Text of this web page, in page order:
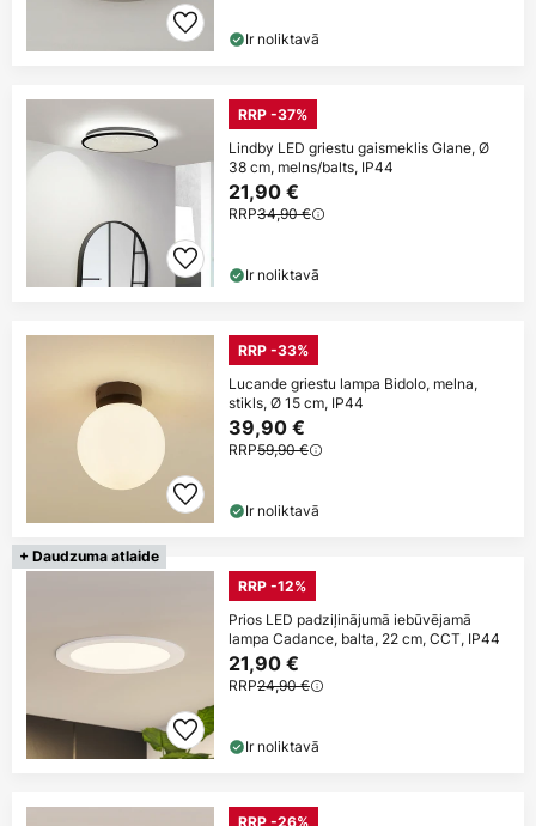
Ir noliktavā
RRP -37%
Lindby LED griestu gaismeklis Glane, Ø
38 cm, melns/balts, IP44
21,90 €
RRP34,90 €
Ir noliktavā
RRP -33%
Lucande griestu lampa Bidolo, melna,
stikls, Ø 15 cm, IP44
39,90 €
RRP59,90 €
Ir noliktavā
+ Daudzuma atlaide
RRP -12%
Prios LED padziļinājumā iebūvējamā
lampa Cadance, balta, 22 cm, CCT, IP44
21,90 €
RRP24,90 €
Ir noliktavā
RRP -26%